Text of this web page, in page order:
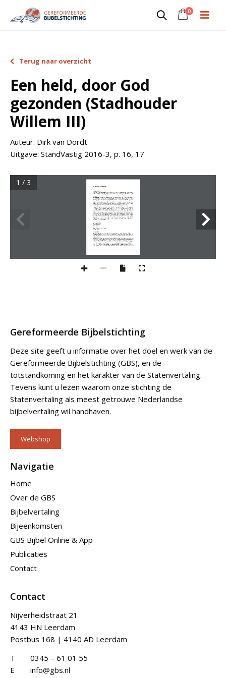
0
Terug naar overzicht
Een held, door God
gezonden (Stadhouder
Willem III)
Auteur: Dirk van Dordt
Uitgave: StandVastig 2016-3, p. 16, 17
1 / 3
Gereformeerde Bijbelstichting
Deze site geeft u informatie over het doel en werk van de
Gereformeerde Bijbelstichting (GBS), en de
totstandkoming en het karakter van de Statenvertaling.
Tevens kunt u lezen waarom onze stichting de
Statenvertaling als meest getrouwe Nederlandse
bijbelvertaling wil handhaven.
Webshop
Navigatie
Home
Over de GBS
Bijbelvertaling
Bijeenkomsten
GBS Bijbel Online & App
Publicaties
Contact
Contact
Nijverheidstraat 21
4143 HN Leerdam
Postbus 168 | 4140 AD Leerdam
T
0345 – 61 01 55
E
info@gbs.nl